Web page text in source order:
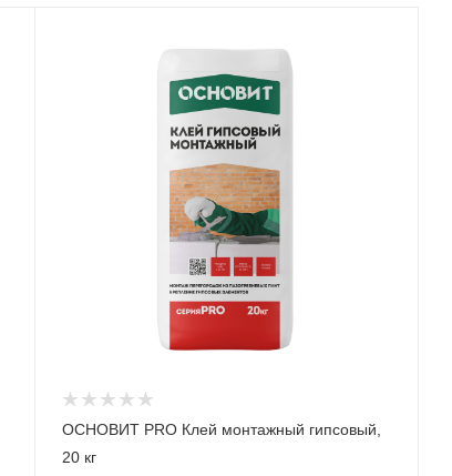
ОСНОВИТ PRO Клей монтажный гипсовый,
20 кг